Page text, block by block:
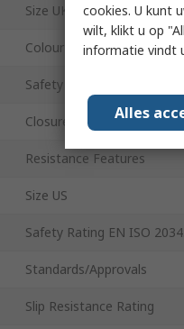
Size UK
Colour
Safety Toe Type
Closure Type
Resistance Features
Size US
Safety Rating EN ISO
Standards/Approvals
Slip Resistance Rating
cookies. U kunt
wilt, klikt u op
informatie vindt
Alles